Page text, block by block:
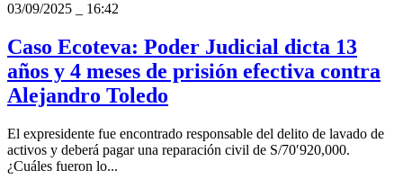
03/09/2025
16:42
Caso Ecoteva: Poder Judicial dicta 13
años y 4 meses de prisión efectiva contra
Alejandro Toledo
El expresidente fue encontrado responsable del delito de lavado de
activos y deberá pagar una reparación civil de S/70′920,000.
¿Cuáles fueron lo...